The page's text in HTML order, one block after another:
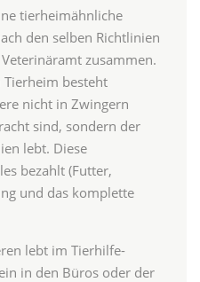
tierheimähnliche
den selben Richtlinien
zusammen.
Tierheim besteht
nicht in Zwingern
sind, sondern der
lebt. Diese
bezahlt (Futter,
und das komplette
lebt im Tierhilfe-
in den Büros oder der